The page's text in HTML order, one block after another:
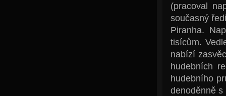
(pracoval
současný
Piranha.
tisícům.
nabízí
hudebních
hudebního
denoděnně s